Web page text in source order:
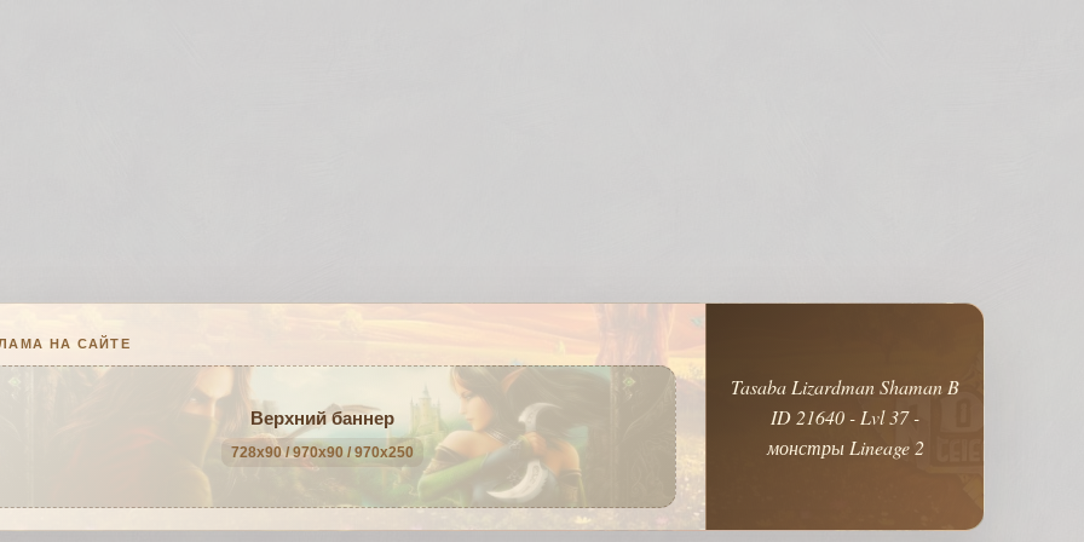
НА САЙТЕ
Верхний баннер
728x90 / 970x90 / 970x250
Tasaba Lizardman Shaman B
ID 21640 - Lvl 37 -
монстры Lineage 2